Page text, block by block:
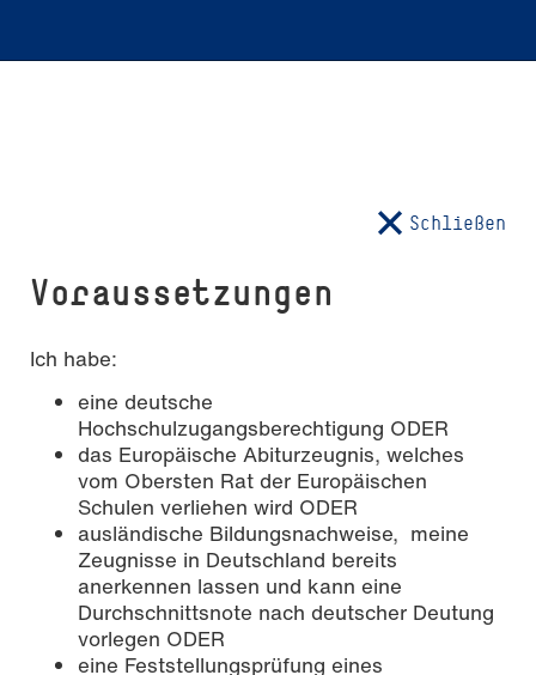
Schließen
Vor­aus­set­zun­gen
Ich habe:
eine deutsche
Hochschulzugangsberechtigung ODER
das Europäische Abiturzeugnis, welches
vom Obersten Rat der Europäischen
Schulen verliehen wird ODER
ausländische Bildungsnachweise, meine
Zeugnisse in Deutschland bereits
anerkennen lassen und kann eine
Durchschnittsnote nach deutscher Deutung
vorlegen ODER
eine Feststellungsprüfung eines